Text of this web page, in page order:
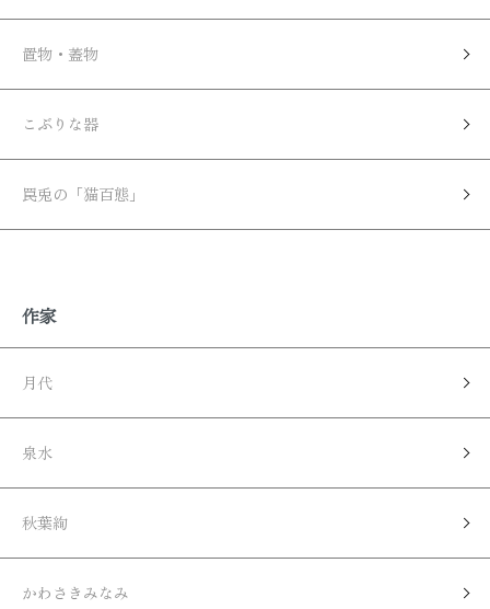
置物・蓋物
こぶりな器
罠兎の「猫百態」
作家
月代
泉水
秋葉絢
かわさきみなみ